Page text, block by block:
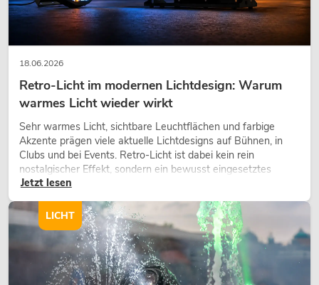
18.06.2026
Retro-Licht im modernen Lichtdesign: Warum
warmes Licht wieder wirkt
Sehr warmes Licht, sichtbare Leuchtflächen und farbige
Akzente prägen viele aktuelle Lichtdesigns auf Bühnen, in
Clubs und bei Events. Retro-Licht ist dabei kein rein
nostalgischer Effekt, sondern ein bewusst eingesetztes
Gestaltungsmittel: Es schafft Atmosphäre, gibt Szenen
wirken lassen.
Jetzt lesen
LICHT